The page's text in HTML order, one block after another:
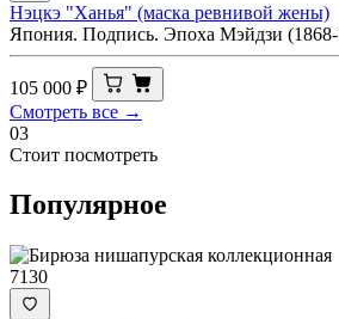
Нэцкэ "Ханья" (маска ревнивой жены)
Япония. Подпись. Эпоха Мэйдзи (1868-
105 000 ₽
Смотреть все →
03
Стоит посмотреть
Популярное
7130